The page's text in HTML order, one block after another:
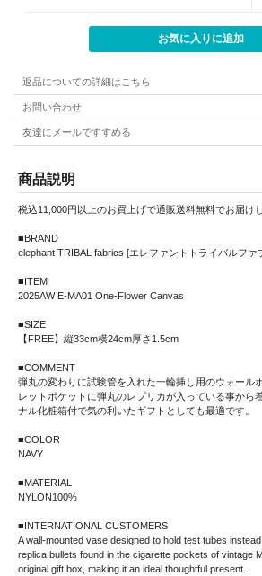
返品についての詳細はこちら
お問い合わせ
友達にメールですすめる
商品説明
税込11,000円以上のお買上げで通販送料無料でお届け
■BRAND
elephant TRIBAL fabrics [エレファントトライバルファ
■ITEM
2025AW E-MA01 One-Flower Canvas
■SIZE
【FREE】縦33cm横24cm厚さ1.5cm
■COMMENT
弾丸の変わりに試験管を入れた一輪挿し用のウォール
レットポケットに弾丸のレプリカが入っている事から
ナル化粧箱付で気の利いたギフトとしても最適です。
■COLOR
NAVY
■MATERIAL
NYLON100%
■INTERNATIONAL CUSTOMERS
A wall-mounted vase designed to hold test tubes
replica bullets found in the cigarette pockets of vintage
original gift box, making it an ideal thoughtful present.